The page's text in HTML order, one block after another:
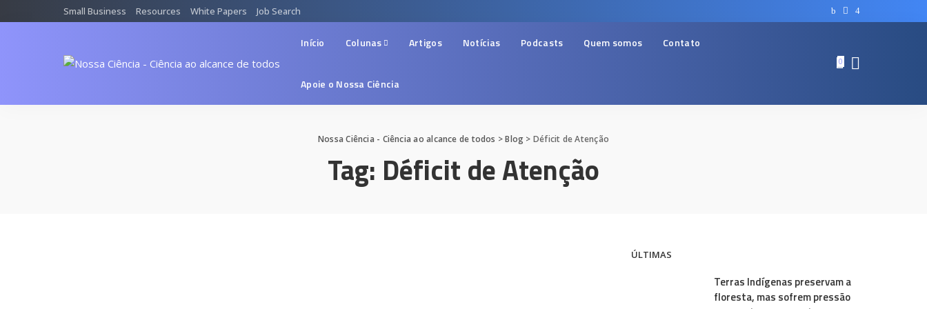
Small Business Resources White Papers Job Search
Início Colunas Artigos Notícias Podcasts Quem somos Contato
Apoie o Nossa Ciência
0
Nossa Ciência - Ciência ao alcance de todos >Blog > Déficit de Atenção
Tag: Déficit de Atenção
ÚLTIMAS
Terras Indígenas preservam a
floresta, mas sofrem pressão